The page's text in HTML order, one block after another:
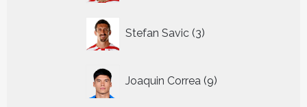
Stefan Savic 3
producten
Joaquin Correa 9
producten